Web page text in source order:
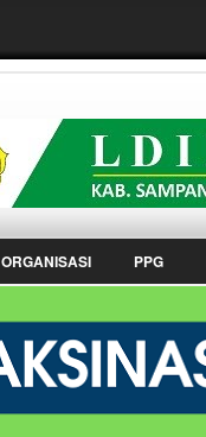
ORGANISASI PPG